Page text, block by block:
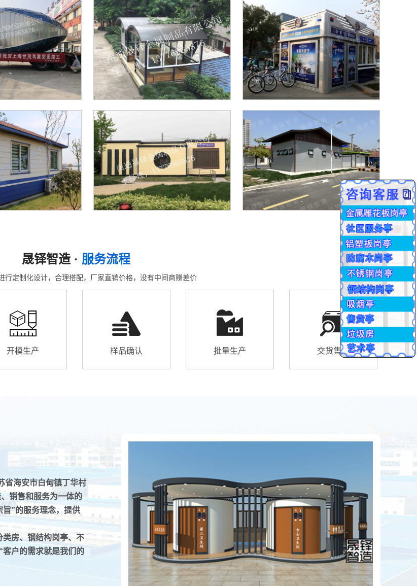
晟铎智造 · 服务流程
行定制化设计，合理搭配，厂家直销价格，没有中间商赚差价
开模生产 样品确认 批量生产 交货售后
省海安市白甸镇丁华村
销售和服务为一体的
”的服务理念，提供
房、钢结构岗亭、不
户的需求就是我们的
移动厕所的排泄物会自动消失吗？
如今移动厕所应用越来越广泛了，尤其是旅游景点居多。那么移动厕所上的
排泄...